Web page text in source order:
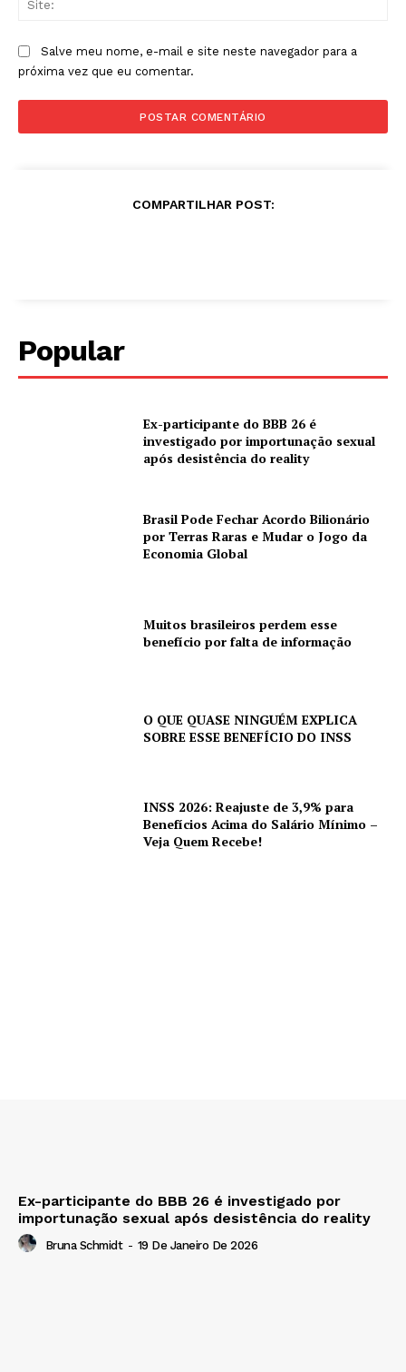
Salve meu nome, e-mail e site neste navegador para a
próxima vez que eu comentar.
COMPARTILHAR POST:
Popular
Ex-participante do BBB 26 é
investigado por importunação sexual
após desistência do reality
Brasil Pode Fechar Acordo Bilionário
por Terras Raras e Mudar o Jogo da
Economia Global
Muitos brasileiros perdem esse
benefício por falta de informação
O QUE QUASE NINGUÉM EXPLICA
SOBRE ESSE BENEFÍCIO DO INSS
INSS 2026: Reajuste de 3,9% para
Benefícios Acima do Salário Mínimo –
Veja Quem Recebe!
Ex-participante do BBB 26 é investigado por
importunação sexual após desistência do reality
Bruna Schmidt - 19 De Janeiro De 2026